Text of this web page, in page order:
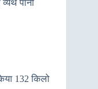
पानी
132 किलो